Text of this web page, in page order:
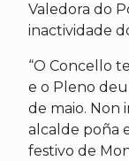
Valedora do
inactividade
“O Concello
e o Pleno
de maio. Non
alcalde poña
festivo de